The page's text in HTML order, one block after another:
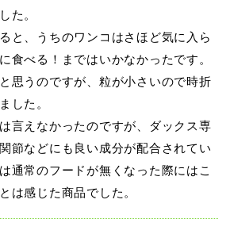
た。
と、うちのワンコはさほど気に入ら
食べる！まではいかなかったです。
思うのですが、粒が小さいので時折
した。
言えなかったのですが、ダックス専
節などにも良い成分が配合されてい
通常のフードが無くなった際にはこ
は感じた商品でした。